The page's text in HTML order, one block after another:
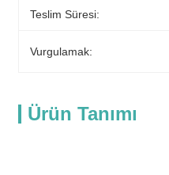
Teslim Süresi:
Vurgulamak:
Ürün Tanımı